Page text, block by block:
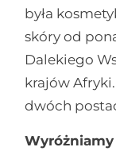
była
skóry od
Dalekiego
krajów
dwóch